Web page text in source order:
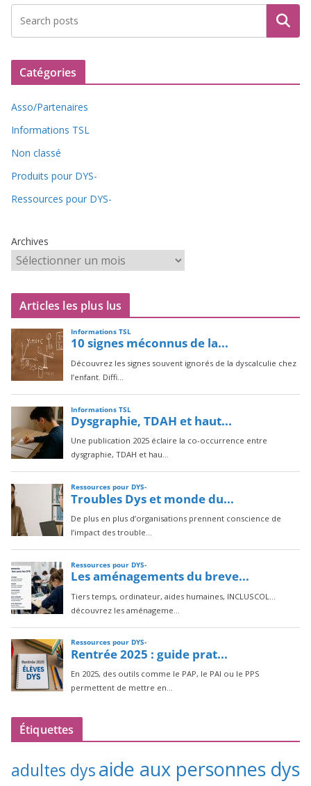
Catégories
Asso/Partenaires
Informations TSL
Non classé
Produits pour DYS-
Ressources pour DYS-
Archives
Articles les plus lus
Étiquettes
adultes dysaide aux personnes dys